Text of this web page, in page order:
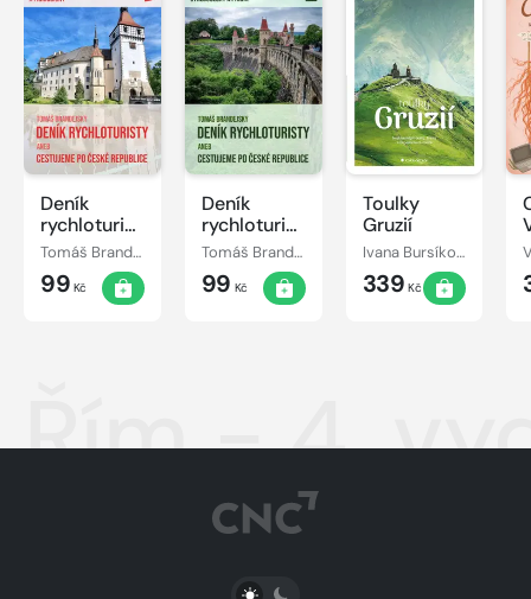
Deník
rychloturisty,
3. díl: Kraje
Jihočeský,
Vysočina,
Olomoucký
Tomáš Brandejský
99 Kč
Deník
rychloturisty,
2. díl: Kraje
Plzeňský,
Královéhradecký,
Středočeský
Tomáš Brandejský
99 Kč
Toulky
Gruzií
Ivana Bursíková
339 Kč
Řím - 4.
PŘEPNOUT SVĚTLÝ/TMAVÝ REŽIM